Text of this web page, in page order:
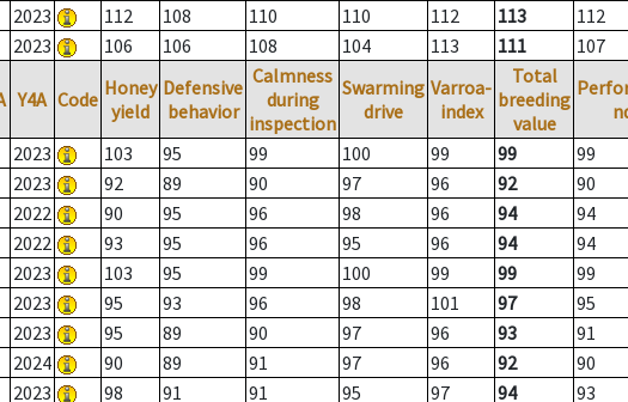
2023 112 108 110 110 112 113
112
2023 106 106 108 104 113 111 107
Y4A Code Honey
yield
Defensive
behavior
Calmness
during
inspection
Swarming
drive
Varroa-
index
Total
breeding
value
2023 103 95 99 100 99 99
99
2023 92 89 90 97 96 92
90
2022 90 95 96 98 96 94
94
2022 93 95 96 95 96 94
94
2023 103 95 99 100 99 99
99
2023 95 93 96 98 101 97
95
2023 95 89 90 97 96 93
91
2024 90 89 91 97 96 92
90
2023 98 91 91 95 97 94 93